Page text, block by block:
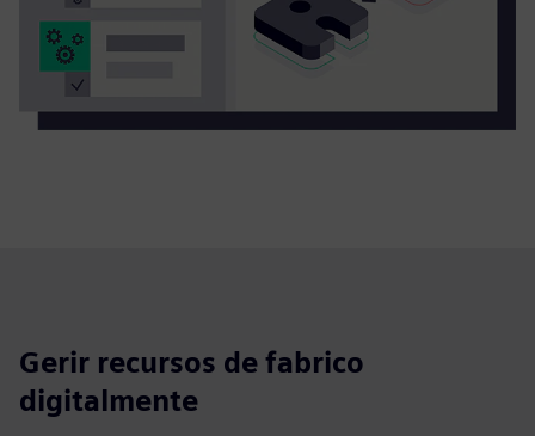
Gerir recursos de fabrico
digitalmente